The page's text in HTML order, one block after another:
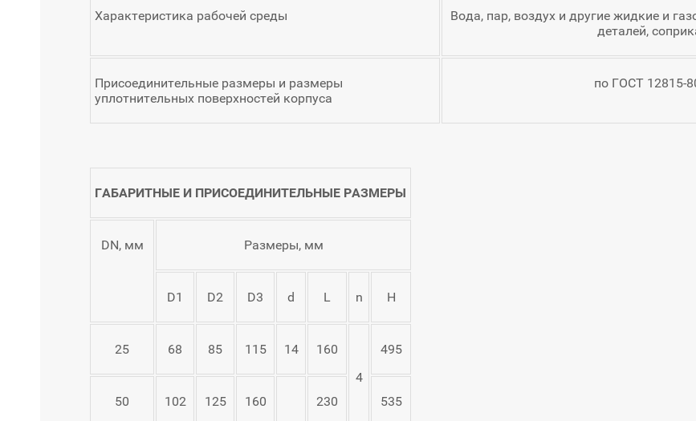
Характеристика рабочей среды
Вода, пар, воздух и другие жидкие и
деталей,
Присоединительные размеры и размеры
уплотнительных поверхностей корпуса
по ГОСТ 12815-
ГАБАРИТНЫЕ И ПРИСОЕДИНИТЕЛЬНЫЕ РАЗМЕРЫ
DN, мм Размеры, мм
D1 D2 D3 d L n Н
25 68 85 115 14
160
4
495
50 102 125 160 230 535